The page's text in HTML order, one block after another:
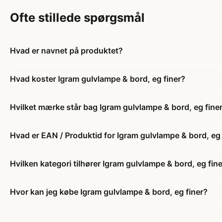
Ofte stillede spørgsmål
Hvad er navnet på produktet?
Hvad koster Igram gulvlampe & bord, eg finer?
Hvilket mærke står bag Igram gulvlampe & bord, eg
Hvad er EAN / Produktid for Igram gulvlampe & bord,
Hvilken kategori tilhører Igram gulvlampe & bord, eg
Hvor kan jeg købe Igram gulvlampe & bord, eg finer?